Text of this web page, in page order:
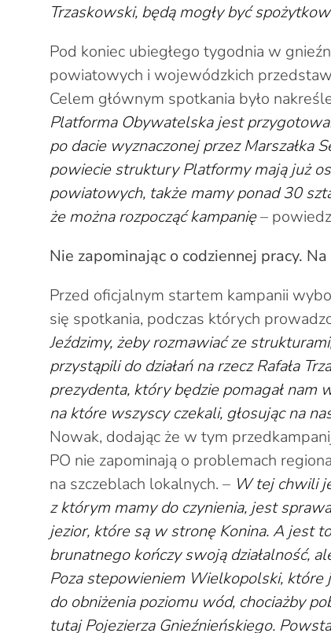
Trzaskowski, będą mogły być
Pod koniec ubiegłego tygodnia w
powiatowych i wojewódzkich
Celem głównym spotkania było
Platforma Obywatelska jest
po dacie wyznaczonej przez Marszałka
powiecie struktury Platformy mają już
powiatowych, także mamy ponad 30
że można rozpocząć kampanię–
Nie zapominając o codziennej pracy.
Przed oficjalnym startem kampanii
się spotkania, podczas których
Jeździmy, żeby rozmawiać ze
przystąpili do działań na rzecz Rafała
prezydenta, który będzie pomagał
na które wszyscy czekali, głosując na
Nowak, dodając że w tym
PO nie zapominają o problemach
na szczeblach lokalnych. – W tej chwili
z którym mamy do czynienia, jest
jezior, które są w stronę Konina. A jest
brunatnego kończy swoją działalność,
Poza stepowieniem Wielkopolski, które
do obniżenia poziomu wód, chociażby
tutaj Pojezierza Gnieźnieńskiego.